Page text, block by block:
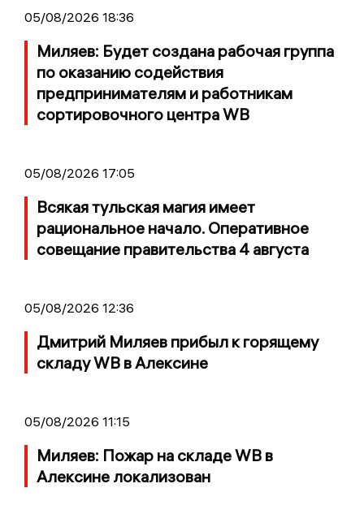
05/08/2026 18:36
Миляев: Будет создана рабочая группа
по оказанию содействия
предпринимателям и работникам
сортировочного центра WB
05/08/2026 17:05
Всякая тульская магия имеет
рациональное начало. Оперативное
совещание правительства 4 августа
05/08/2026 12:36
Дмитрий Миляев прибыл к горящему
складу WB в Алексине
05/08/2026 11:15
Миляев: Пожар на складе WB в
Алексине локализован